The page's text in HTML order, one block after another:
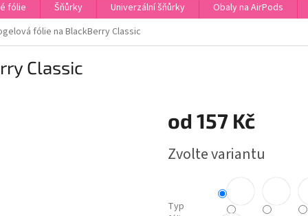
fólie Šňůrky Univerzální šňůrky Obaly na AirPods
fólie na BlackBerry Classic
Classic
od 157 Kč
cena:
Zvolte variantu
Typ